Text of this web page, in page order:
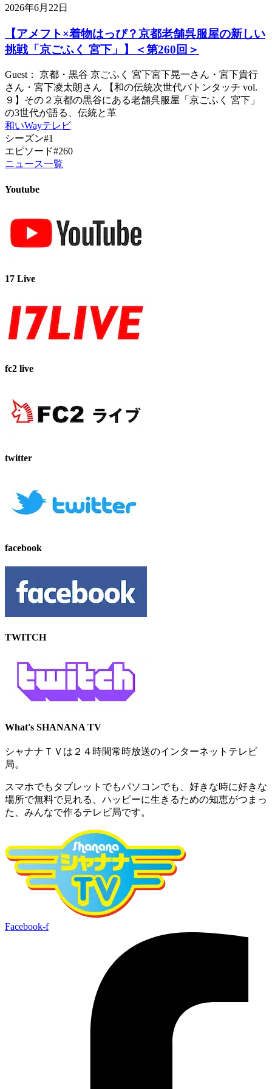
2026年6月22日
【アメフト×着物はっぴ？京都老舗呉服屋の新しい
挑戦「京ごふく 宮下」】＜第260回＞
Guest： 京都・黒谷 京ごふく 宮下宮下晃一さん・宮下貴行
さん・宮下凌太朗さん 【和の伝統次世代バトンタッチ vol.
９】その２京都の黒谷にある老舗呉服屋「京ごふく 宮下」
の3世代が語る、伝統と革
和いWayテレビ
シーズン#1
エピソード#260
ニュース一覧
Youtube
17 Live
fc2 live
twitter
facebook
TWITCH​
What's SHANANA TV
シャナナＴＶは２４時間常時放送のインターネットテレビ
局。
スマホでもタブレットでもパソコンでも、好きな時に好きな
場所で無料で見れる、 ハッピーに生きるための知恵がつまっ
た、みんなで作るテレビ局です。
Facebook-f